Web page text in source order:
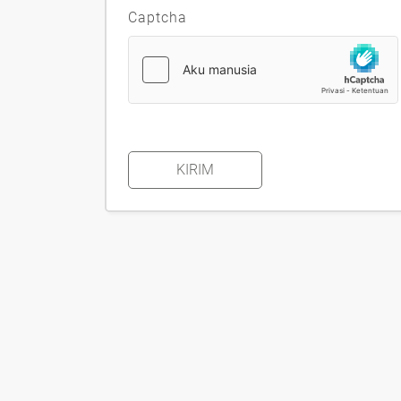
Captcha
KIRIM